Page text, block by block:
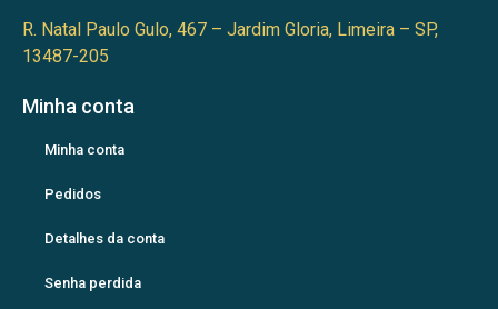
R. Natal Paulo Gulo, 467 – Jardim Gloria, Limeira – SP,
13487-205
Minha conta
Minha conta
Pedidos
Detalhes da conta
Senha perdida